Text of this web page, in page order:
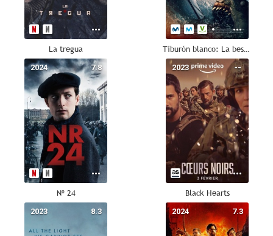
La tregua Tiburón blanco: La bestia del mar
7.8
2024
Nº 24
--
2023
Black Hearts
8.3
2023 7.3
2024